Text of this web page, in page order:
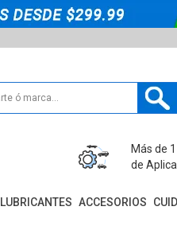
Más de
de
ACCESORIOS